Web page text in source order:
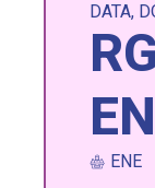
DATA,
ENE